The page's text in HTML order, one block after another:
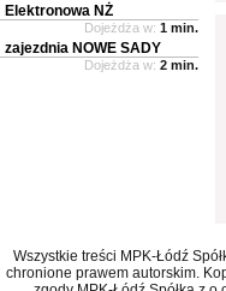
Elektronowa NŻ
Dojeżdża w: 1 min.
zajezdnia NOWE SADY
Dojeżdża w: 2 min.
Wszystkie treści MPK-Łódź
chronione prawem autorskim.